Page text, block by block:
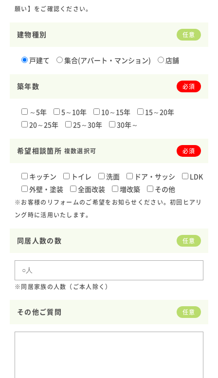
願い】をご確認ください。
建物種別 任意
戸建て 集合(アパート・マンション) 店舗
築年数 必須
～5年 5～10年 10～15年
15～20年
20～25年
25～30年 30年～
希望相談箇所 複数選択可 必須
キッチン トイレ 洗面 ドア・サッシ
LDK
外壁・塗装
全面改装 増改築 その他
※お客様のリフォームのご希望をお知らせください。初回ヒアリ
ング時に活用いたします。
同居人数の数 任意
※同居家族の人数（ご本人除く）
その他ご質問 任意